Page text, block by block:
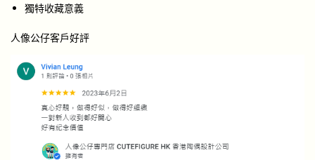
獨特收藏意義
人像公仔客戶好評